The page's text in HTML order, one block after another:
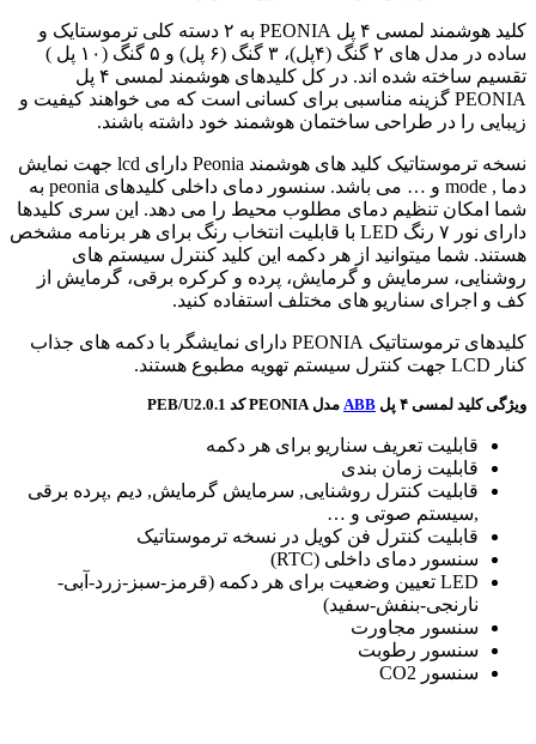
کلید هوشمند لمسی ۴ پل PEONIA به ۲ دسته کلی ترموستایک و
ساده در مدل های ۲ گنگ (۴پل)، ۳ گنگ (۶ پل) و ۵ گنگ (۱۰ پل )
تقسیم ساخته شده اند. در کل کلیدهای هوشمند لمسی ۴ پل
PEONIA گزینه مناسبی برای کسانی است که می خواهند کیفیت و
زیبایی را در طراحی ساختمان هوشمند خود داشته باشند.
نسخه ترموستاتیک کلید های هوشمند Peonia دارای lcd جهت نمایش
دما , mode و … می باشد. سنسور دمای داخلی کلیدهای peonia به
شما امکان تنظیم دمای مطلوب محیط را می دهد. این سری کلیدها
دارای نور ۷ رنگ LED با قابلیت انتخاب رنگ برای هر برنامه مشخص
هستند. شما میتوانید از هر دکمه این کلید کنترل سیستم های
روشنایی، سرمایش و گرمایش، پرده و کرکره برقی، گرمایش از
کف و اجرای سناریو های مختلف استفاده کنید.
کلیدهای ترموستاتیک PEONIA دارای نمایشگر با دکمه های جذاب
کنار LCD جهت کنترل سیستم تهویه مطبوع هستند.
ویژگی کلید لمسی ۴ پل ABB مدل PEONIA کد PEB/U2.0.1
قابلیت تعریف سناریو برای هر دکمه
قابلیت زمان بندی
قابلیت کنترل روشنایی, سرمایش گرمایش, دیم ,پرده برقی
,سیستم صوتی و …
قابلیت کنترل فن کویل در نسخه ترموستاتیک
سنسور دمای داخلی (RTC)
LED تعیین وضعیت برای هر دکمه (قرمز-سبز-زرد-آبی-
نارنجی-بنفش-سفید)
سنسور مجاورت
سنسور رطوبت
سنسور CO2